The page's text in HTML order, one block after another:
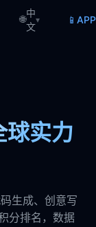
🌐
中
文
▾ 📱
实力
生成、创意写
分排名，数据